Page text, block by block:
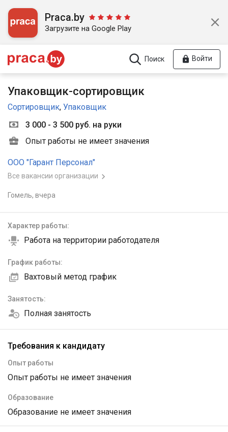
Praca.by
Загрузите на Google Play
Поиск Войти
Упаковщик-сортировщик
Сортировщик, Упаковщик
3 000 - 3 500 руб. на руки
Опыт работы не имеет значения
ООО "Гарант Персонал"
Все вакансии организации
Гомель, вчера
Характер работы:
Работа на территории работодателя
График работы:
Вахтовый метод график
Занятость:
Полная занятость
Требования к кандидату
Опыт работы
Опыт работы не имеет значения
Образование
Образование не имеет значения